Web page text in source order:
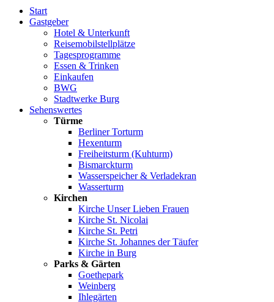
Start
Gastgeber
Hotel & Unterkunft
Reisemobilstellplätze
Tagesprogramme
Essen & Trinken
Einkaufen
BWG
Stadtwerke Burg
Sehenswertes
Türme
Berliner Torturm
Hexenturm
Freiheitsturm (Kuhturm)
Bismarckturm
Wasserspeicher & Verladekran
Wasserturm
Kirchen
Kirche Unser Lieben Frauen
Kirche St. Nicolai
Kirche St. Petri
Kirche St. Johannes der Täufer
Kirche in Burg
Parks & Gärten
Goethepark
Weinberg
Ihlegärten